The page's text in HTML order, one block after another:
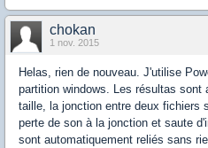
chokan
1 nov. 2015
Helas, rien de nouveau. J'utilise
partition windows. Les résultas
taille, la jonction entre deux fichiers
perte de son à la jonction et saute
sont automatiquement reliés sans